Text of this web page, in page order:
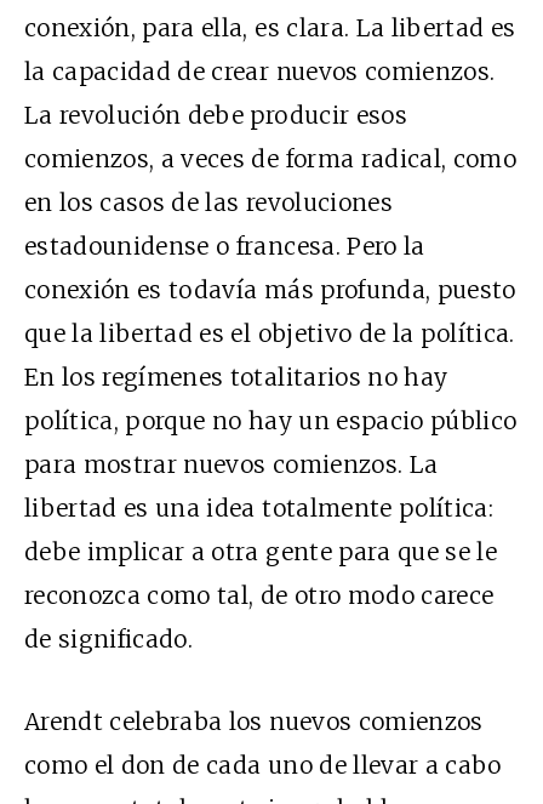
conexión, para ella, es clara. La libertad es
la capacidad de crear nuevos comienzos.
La revolución debe producir esos
comienzos, a veces de forma radical, como
en los casos de las revoluciones
estadounidense o francesa. Pero la
conexión es todavía más profunda, puesto
que la libertad es el objetivo de la política.
En los regímenes totalitarios no hay
política, porque no hay un espacio público
para mostrar nuevos comienzos. La
libertad es una idea totalmente política:
debe implicar a otra gente para que se le
reconozca como tal, de otro modo carece
de significado.
Arendt celebraba los nuevos comienzos
como el don de cada uno de llevar a cabo